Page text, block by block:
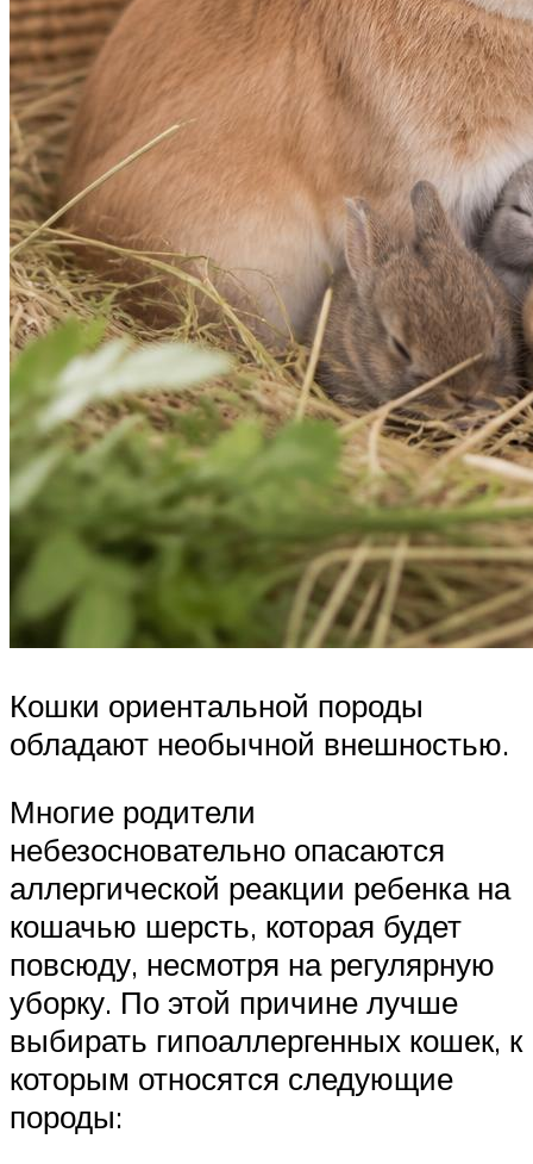
Кошки ориентальной породы
обладают необычной внешностью.
Многие родители
небезосновательно опасаются
аллергической реакции ребенка на
кошачью шерсть, которая будет
повсюду, несмотря на регулярную
уборку. По этой причине лучше
выбирать гипоаллергенных кошек, к
которым относятся следующие
породы: